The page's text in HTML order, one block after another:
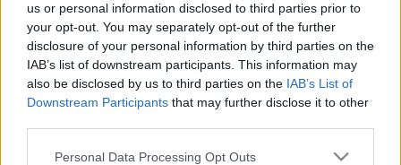
us or personal information disclosed to third parties prior to
your opt-out. You may separately opt-out of the further
disclosure of your personal information by third parties on the
IAB’s list of downstream participants. This information may
also be disclosed by us to third parties on the IAB’s List of
Downstream Participants that may further disclose it to other
Please note that this website/app uses one or more Google
Personal Data Processing Opt Outs